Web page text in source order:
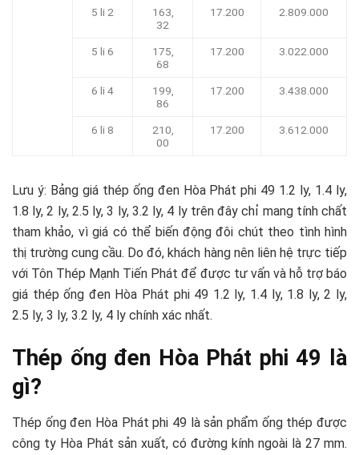
5 li 2
163,
32
17.200 2.809.000
5 li 6
175,
68
17.200 3.022.000
6 li 4
199,
86
17.200 3.438.000
6 li 8
210,
00
17.200 3.612.000
Lưu ý: Bảng giá thép ống đen Hòa Phát phi 49 1.2 ly, 1.4 ly,
1.8 ly, 2 ly, 2.5 ly, 3 ly, 3.2 ly, 4 ly trên đây chỉ mang tính chất
tham khảo, vì giá có thể biến động đôi chút theo tình hình
thị trường cung cầu. Do đó, khách hàng nên liên hệ trực tiếp
với Tôn Thép Mạnh Tiến Phát để được tư vấn và hỗ trợ báo
giá thép ống đen Hòa Phát phi 49 1.2 ly, 1.4 ly, 1.8 ly, 2 ly,
2.5 ly, 3 ly, 3.2 ly, 4 ly chính xác nhất.
Thép ống đen Hòa Phát phi 49 là
gì?
Thép ống đen Hòa Phát phi 49 là sản phẩm ống thép được
công ty Hòa Phát sản xuất, có đường kính ngoài là 27 mm.